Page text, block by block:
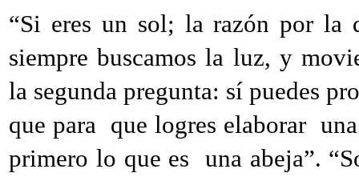
“Si eres un sol; la razón por la
siempre buscamos la luz, y
la segunda pregunta: sí puedes
que para que logres elaborar
primero lo que es una abeja”.